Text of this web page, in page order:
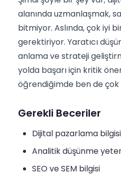
alanında uzmanlaşmak,
bitmiyor. Aslında, çok iyi
gerektiriyor. Yaratıcı
anlama ve strateji
yolda başarı için kritik
öğrendiğimde ben de çok
Gerekli Beceriler
Dijital pazarlama bilgisi
Analitik düşünme
SEO ve SEM bilgisi